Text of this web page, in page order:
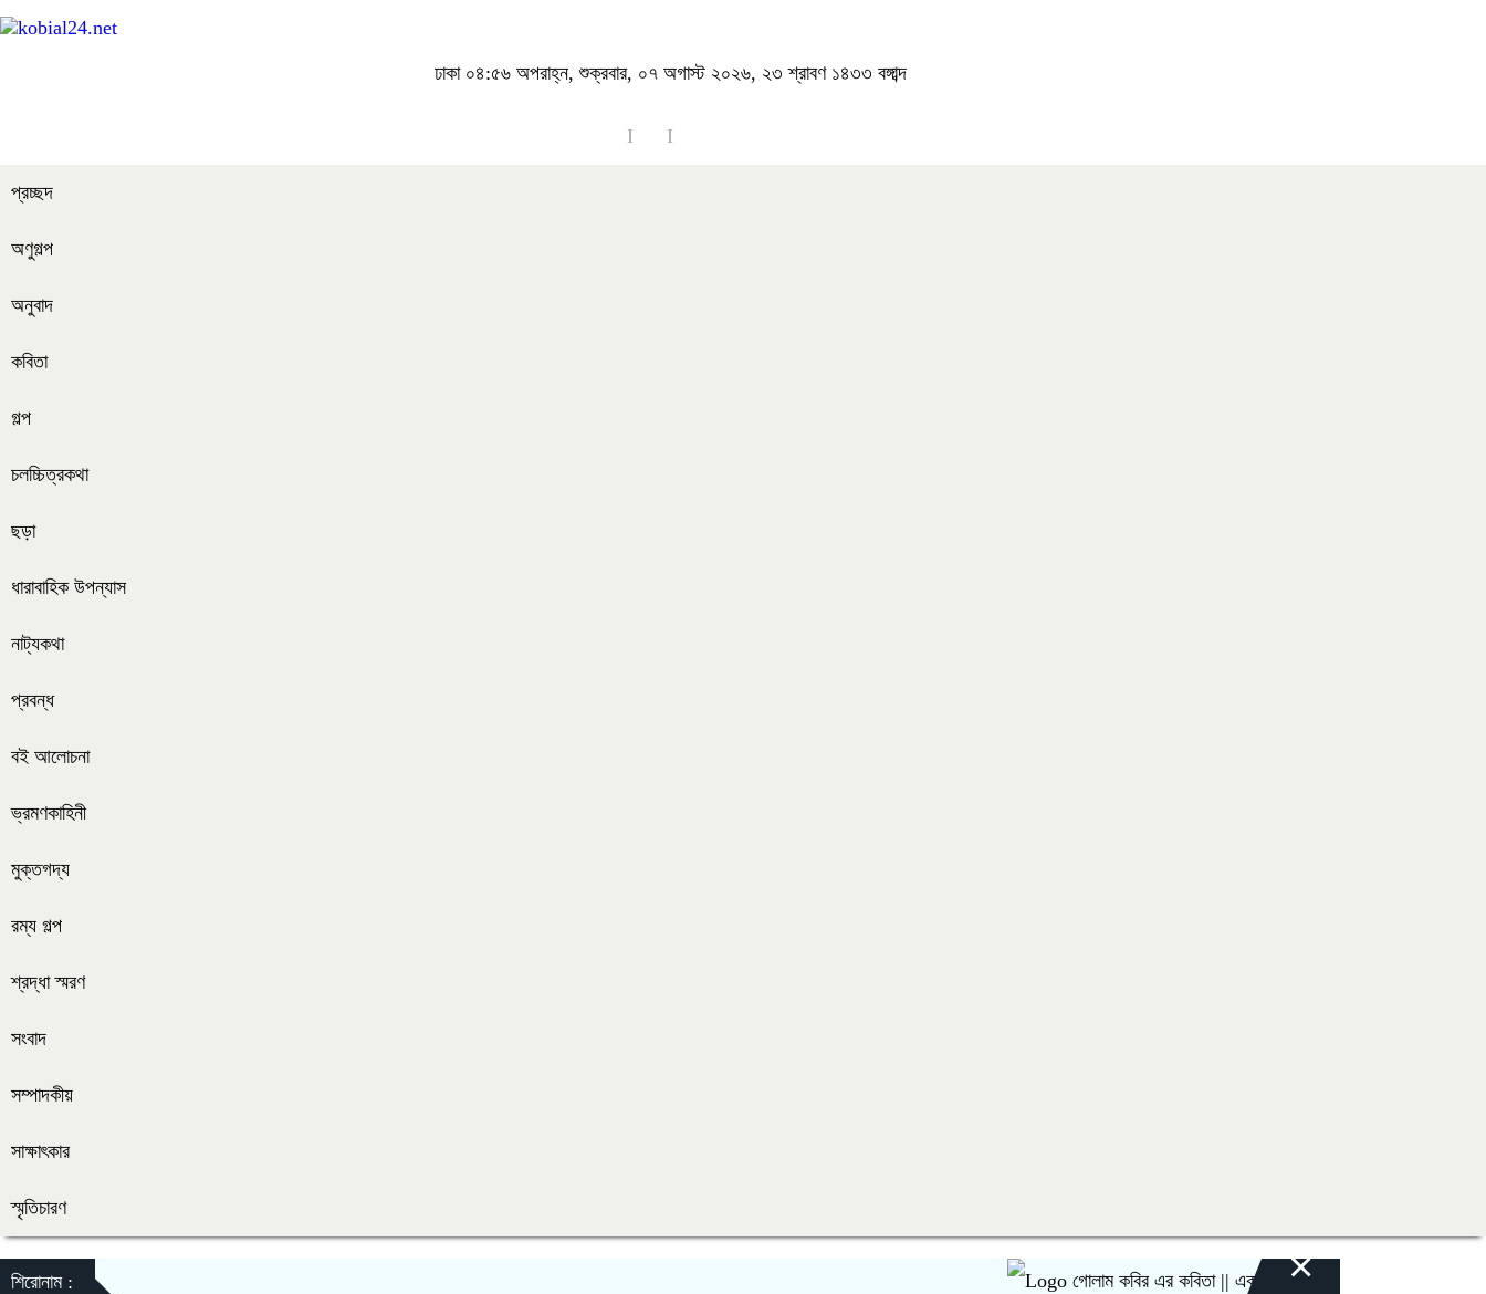
ঢাকা ০৪:৫৬ অপরাহ্ন, শুক্রবার, ০৭ অগাস্ট ২০২৬, ২৩ শ্রাবণ ১৪৩৩ বঙ্গাব্দ
প্রচ্ছদ
অণুগল্প
অনুবাদ
কবিতা
গল্প
চলচ্চিত্রকথা
ছড়া
ধারাবাহিক উপন্যাস
নাট্যকথা
প্রবন্ধ
বই আলোচনা
ভ্রমণকাহিনী
মুক্তগদ্য
রম্য গল্প
শ্রদ্ধা স্মরণ
সংবাদ
সম্পাদকীয়
সাক্ষাৎকার
স্মৃতিচারণ
শিরোনাম : গোলাম কবির এর কবিতা || একটা কাঙ্ক্ষিত স্বপ্নের গল্প
×